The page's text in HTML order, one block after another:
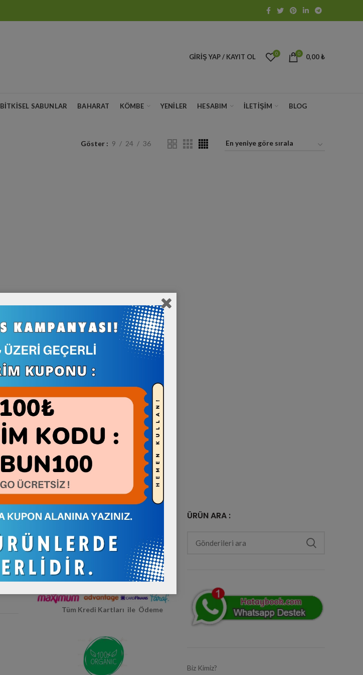
GIRIŞ YAP / KAYIT OL 0 0 0,00₺
BITKISEL SABUNLAR BAHARAT KÖMBE YENILER HESABIM İLETIŞIM BLOG
Göster 9 24 36
Hatay Yerli Üretim
Tüm Kredi Kartları ile Ödeme
ÜRÜN ARA :
Biz Kimiz?